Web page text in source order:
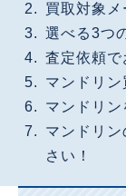
買取対象メ
選べる3つ
査定依頼で
マンドリン
マンドリン
マンドリ
さい！